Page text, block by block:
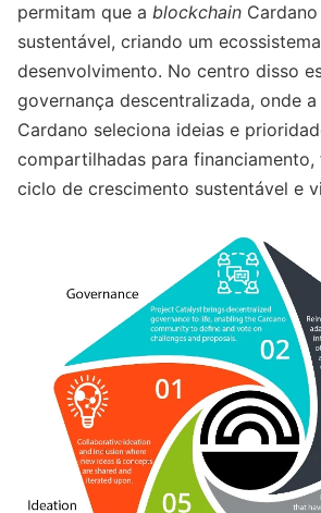
permitam que a blockchain
sustentável, criando um
desenvolvimento. No centro disso
governança descentralizada, onde
Cardano seleciona ideias e
compartilhadas para financiamento,
ciclo de crescimento sustentável e